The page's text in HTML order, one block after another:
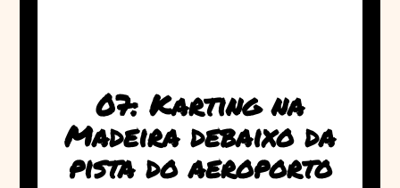
07: Karting na
Madeira debaixo da
pista do aeroporto